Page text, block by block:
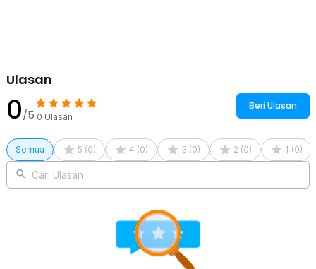
Ulasan
0/5 0 Ulasan
Beri Ulasan
Semua 5 (0) 4 (0) 3 (0) 2 (0) 1 (0)
Cari Ulasan